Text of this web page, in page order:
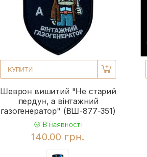
КУПИТИ
Шеврон вишитий "Не старий
пердун, а вінтажний
газогенератор" (ВШ-877-351)
В наявності
140.00 грн.